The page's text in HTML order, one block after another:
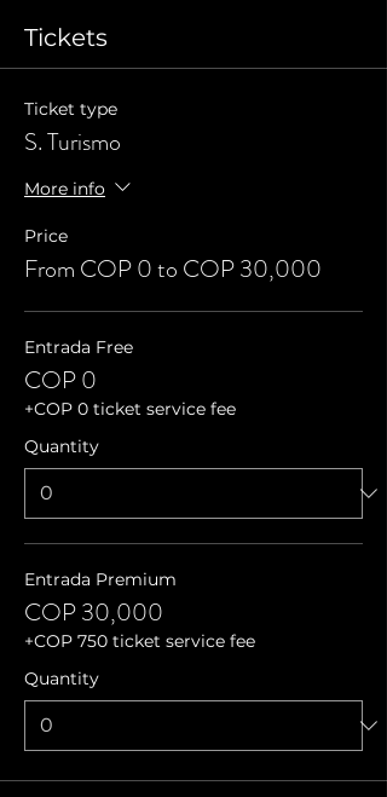
Tickets
Ticket type
S. Turismo
More info
Price
From COP 0 to COP 30,000
Entrada Free
COP 0
+COP 0 ticket service fee
Quantity
Entrada Premium
COP 30,000
+COP 750 ticket service fee
Quantity